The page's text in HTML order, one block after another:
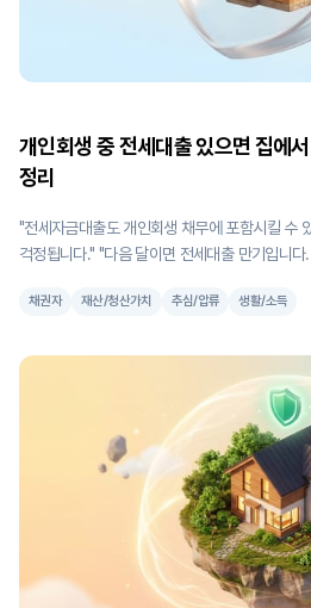
개인회생 중 전세대출 있으면 집에
정리
"전세자금대출도 개인회생 채무에 포함시킬 수
걱정됩니다." "다음 달이면 전세대출 만기입니다.
많습니다. 전세대출도 개인회생에 포함할 수
다고 해서, 바로 집을 비워줘야 하는 것은 절대
다면 일반적인 신용대출과 차이가 없고, 담보
청 순서가 중요해지는데요, 이번 글에서는 전
어떤 일이 벌어지는지 상세하게 안내드리겠습니다. 1. 핵심: 담보 설정 여부가 갈
세대출이 있다면, 먼저
채권자 재산/청산가치 추심/압류 생활/소득